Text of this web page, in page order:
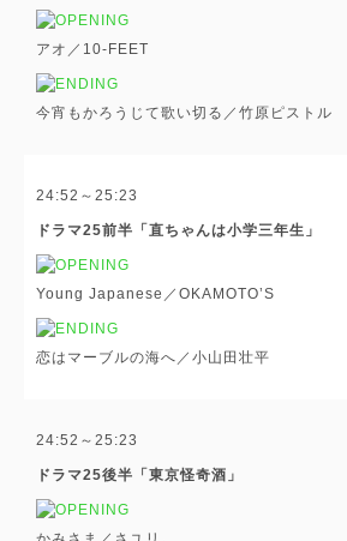
アオ／10-FEET
今宵もかろうじて歌い切る／竹原ピストル
24:52～25:23
ドラマ25前半「直ちゃんは小学三年生」
Young Japanese／OKAMOTO’S
恋はマーブルの海へ／小山田壮平
24:52～25:23
ドラマ25後半「東京怪奇酒」